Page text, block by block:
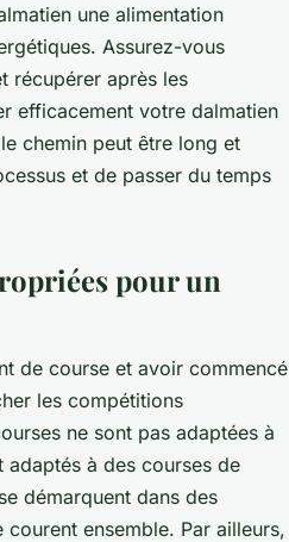
une alimentation
Assurez-vous
récupérer après les
efficacement votre dalmatien
chemin peut être long et
et de passer du temps
pour un
de course et avoir commencé
les compétitions
ne sont pas adaptées à
adaptés à des courses de
démarquent dans des
ensemble. Par ailleurs,